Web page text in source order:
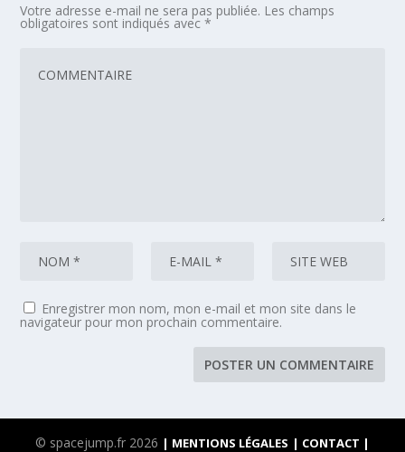
Votre adresse e-mail ne sera pas publiée. Les champs
obligatoires sont indiqués avec*
Enregistrer mon nom, mon e-mail et mon site dans le
navigateur pour mon prochain commentaire.
© spacejump.fr 2026 | MENTIONS LÉGALES | CONTACT |